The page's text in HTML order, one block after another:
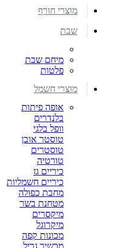
מוצרי חורף
שבת
מיחם שבת
פלטות
מוצרי חשמל
אופה פיתות
בלנדרים
וופל בלגי
טוסטר אובן
טוסטרים
טורטיה
כיריים גז
כיריים חשמליות
מחבת כפולה
מטחנת בשר
מיקסרים
מיקרוגל
מכונות קפה
מכשיר גריל